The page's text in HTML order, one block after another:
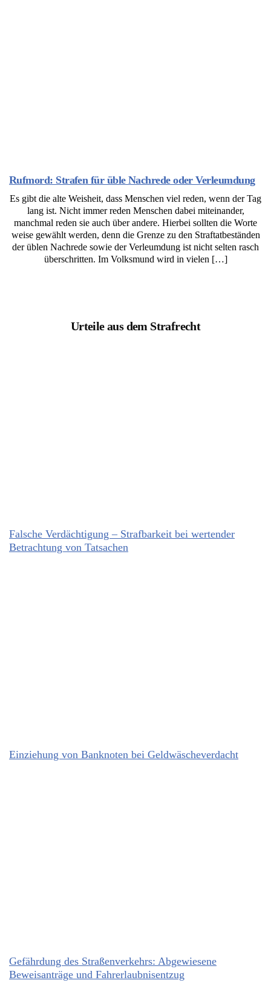
Rufmord: Strafen für üble Nachrede oder Verleumdung
Es gibt die alte Weisheit, dass Menschen viel reden, wenn der Tag
lang ist. Nicht immer reden Menschen dabei miteinander,
manchmal reden sie auch über andere. Hierbei sollten die Worte
weise gewählt werden, denn die Grenze zu den Straftatbeständen
der üblen Nachrede sowie der Verleumdung ist nicht selten rasch
überschritten. Im Volksmund wird in vielen […]
Urteile aus dem Strafrecht
Falsche Verdächtigung – Strafbarkeit bei wertender
Betrachtung von Tatsachen
Einziehung von Banknoten bei Geldwäscheverdacht
Gefährdung des Straßenverkehrs: Abgewiesene
Beweisanträge und Fahrerlaubnisentzug